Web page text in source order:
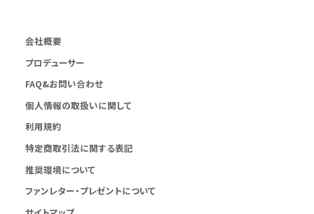
会社概要
プロデューサー
FAQ&お問い合わせ
個人情報の取扱いに関して
利用規約
特定商取引法に関する表記
推奨環境について
ファンレター・プレゼントについて